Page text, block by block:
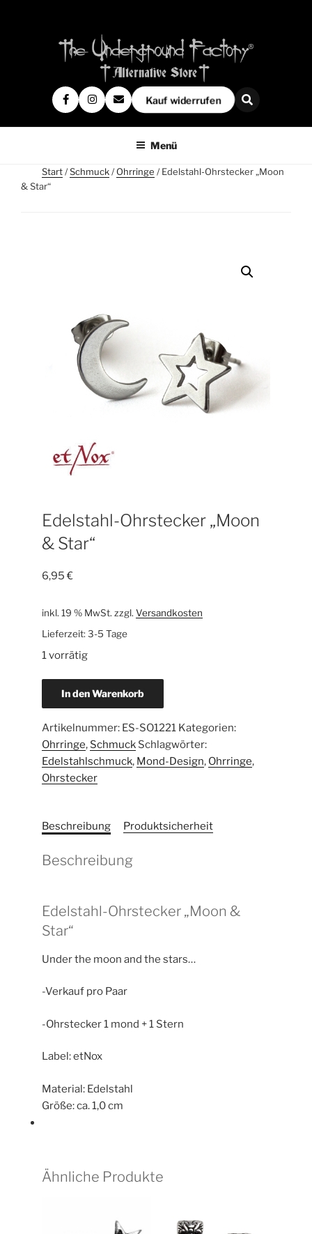
Kauf widerrufen
Menü
Start/Schmuck/Ohrringe / Edelstahl-Ohrstecker „Moon
& Star“
Edelstahl-Ohrstecker „Moon
& Star“
6,95€
inkl. 19 % MwSt. zzgl. Versandkosten
Lieferzeit: 3-5 Tage
1 vorrätig
In den Warenkorb
Artikelnummer: ES-SO1221 Kategorien:
Ohrringe, Schmuck Schlagwörter:
Edelstahlschmuck, Mond-Design, Ohrringe,
Ohrstecker
Beschreibung Produktsicherheit
Beschreibung
Edelstahl-Ohrstecker „Moon &
Star“
Under the moon and the stars…
-Verkauf pro Paar
-Ohrstecker 1 mond + 1 Stern
Label: etNox
Material: Edelstahl
Größe: ca. 1,0 cm
Ähnliche Produkte